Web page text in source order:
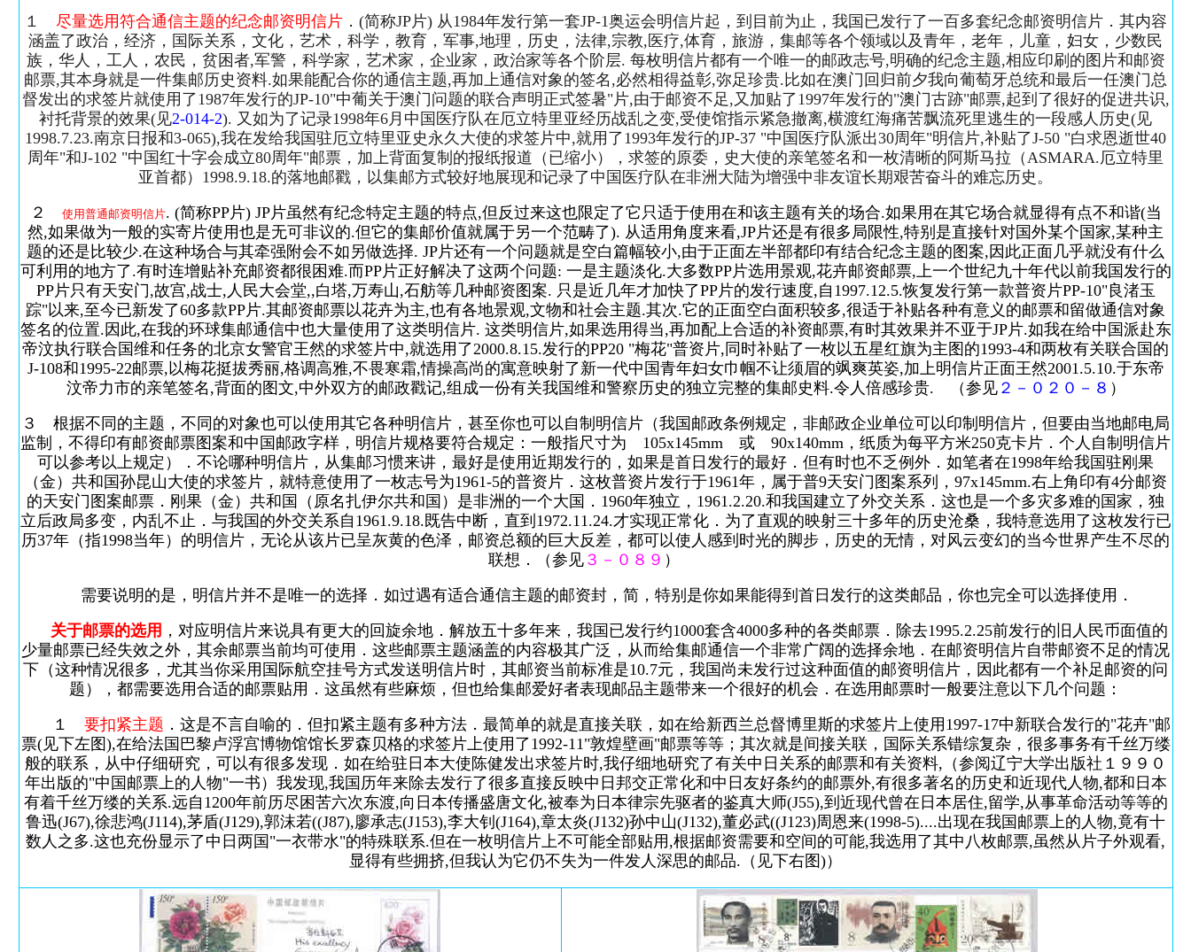
１ 尽量选用符合通信主题的纪念邮资明信片 ．(简称JP片) 从1984年发行第一套JP-1奥运会明信片起，到目前为止，我国已发行了一百多套纪念邮资明信片．其内容
涵盖了政治，经济，国际关系，文化，艺术，科学，教育，军事,地理，历史，法律,宗教,医疗,体育，旅游，集邮等各个领域以及青年，老年，儿童，妇女，少数民
族，华人，工人，农民，贫困者,军警，科学家，艺术家，企业家，政治家等各个阶层. 每枚明信片都有一个唯一的邮政志号,明确的纪念主题,相应印刷的图片和邮资
邮票,其本身就是一件集邮历史资料.如果能配合你的通信主题,再加上通信对象的签名,必然相得益彰,弥足珍贵.比如在澳门回归前夕我向葡萄牙总统和最后一任澳门总
督发出的求签片就使用了1987年发行的JP-10"中葡关于澳门问题的联合声明正式签暑"片,由于邮资不足,又加贴了1997年发行的"澳门古跡"邮票,起到了很好的促进共识,
衬托背景的效果(见2-014-2). 又如为了记录1998年6月中国医疗队在厄立特里亚经历战乱之变,受使馆指示紧急撤离,横渡红海痛苦飘流死里逃生的一段感人历史(见
1998.7.23.南京日报和3-065),我在发给我国驻厄立特里亚史永久大使的求签片中,就用了1993年发行的JP-37 "中国医疗队派出30周年"明信片,补贴了J-50 "白求恩逝世40
周年"和J-102 "中国红十字会成立80周年"邮票，加上背面复制的报纸报道（已缩小），求签的原委，史大使的亲笔签名和一枚清晰的阿斯马拉（ASMARA.厄立特里
亚首都）1998.9.18.的落地邮戳，以集邮方式较好地展现和记录了中国医疗队在非洲大陆为增强中非友谊长期艰苦奋斗的难忘历史。
２
使用普通邮资明信片. (简称PP片) JP片虽然有纪念特定主题的特点,但反过来这也限定了它只适于使用在和该主题有关的场合.如果用在其它场合就显得有点不和谐(当
然,如果做为一般的实寄片使用也是无可非议的.但它的集邮价值就属于另一个范畴了). 从适用角度来看,JP片还是有很多局限性,特别是直接针对国外某个国家,某种主
题的还是比较少.在这种场合与其牵强附会不如另做选择. JP片还有一个问题就是空白篇幅较小,由于正面左半部都印有结合纪念主题的图案,因此正面几乎就没有什么
可利用的地方了.有时连增贴补充邮资都很困难.而PP片正好解决了这两个问题: 一是主题淡化.大多数PP片选用景观,花卉邮资邮票,上一个世纪九十年代以前我国发行的
PP片只有天安门,故宫,战士,人民大会堂,,白塔,万寿山,石舫等几种邮资图案. 只是近几年才加快了PP片的发行速度,自1997.12.5.恢复发行第一款普资片PP-10"良渚玉
踪"以来,至今已新发了60多款PP片.其邮资邮票以花卉为主,也有各地景观,文物和社会主题.其次.它的正面空白面积较多,很适于补贴各种有意义的邮票和留做通信对象
签名的位置.因此,在我的环球集邮通信中也大量使用了这类明信片. 这类明信片,如果选用得当,再加配上合适的补资邮票,有时其效果并不亚于JP片.如我在给中国派赴东
帝汶执行联合国维和任务的北京女警官王然的求签片中,就选用了2000.8.15.发行的PP20 "梅花"普资片,同时补贴了一枚以五星红旗为主图的1993-4和两枚有关联合国的
J-108和1995-22邮票,以梅花挺拔秀丽,格调高雅,不畏寒霜,情操高尚的寓意映射了新一代中国青年妇女巾帼不让须眉的飒爽英姿,加上明信片正面王然2001.5.10.于东帝
汶帝力市的亲笔签名,背面的图文,中外双方的邮政戳记,组成一份有关我国维和警察历史的独立完整的集邮史料.令人倍感珍贵. （参见２－０２０－８ ）
３ 根据不同的主题，不同的对象也可以使用其它各种明信片，甚至你也可以自制明信片（我国邮政条例规定，非邮政企业单位可以印制明信片，但要由当地邮电局
监制，不得印有邮资邮票图案和中国邮政字样，明信片规格要符合规定：一般指尺寸为 105x145mm 或 90x140mm，纸质为每平方米250克卡片．个人自制明信片
可以参考以上规定）．不论哪种明信片，从集邮习惯来讲，最好是使用近期发行的，如果是首日发行的最好．但有时也不乏例外．如笔者在1998年给我国驻刚果
（金）共和国孙昆山大使的求签片，就特意使用了一枚志号为1961-5的普资片．这枚普资片发行于1961年，属于普9天安门图案系列，97x145mm.右上角印有4分邮资
的天安门图案邮票．刚果（金）共和国（原名扎伊尔共和国）是非洲的一个大国．1960年独立，1961.2.20.和我国建立了外交关系．这也是一个多灾多难的国家，独
立后政局多变，内乱不止．与我国的外交关系自1961.9.18.既告中断，直到1972.11.24.才实现正常化．为了直观的映射三十多年的历史沧桑，我特意选用了这枚发行已
历37年（指1998当年）的明信片，无论从该片已呈灰黄的色泽，邮资总额的巨大反差，都可以使人感到时光的脚步，历史的无情，对风云变幻的当今世界产生不尽的
联想．（参见 ３－０８９ ）
需要说明的是，明信片并不是唯一的选择．如过遇有适合通信主题的邮资封，简，特别是你如果能得到首日发行的这类邮品，你也完全可以选择使用．
关于邮票的选用 ，对应明信片来说具有更大的回旋余地．解放五十多年来，我国已发行约1000套含4000多种的各类邮票．除去1995.2.25前发行的旧人民币面值的
少量邮票已经失效之外，其余邮票当前均可使用．这些邮票主题涵盖的内容极其广泛，从而给集邮通信一个非常广阔的选择余地．在邮资明信片自带邮资不足的情况
下（这种情况很多，尤其当你采用国际航空挂号方式发送明信片时，其邮资当前标准是10.7元，我国尚未发行过这种面值的邮资明信片，因此都有一个补足邮资的问
题），都需要选用合适的邮票贴用．这虽然有些麻烦，但也给集邮爱好者表现邮品主题带来一个很好的机会．在选用邮票时一般要注意以下几个问题：
１ 要扣紧主题 ．这是不言自喻的．但扣紧主题有多种方法．最简单的就是直接关联，如在给新西兰总督博里斯的求签片上使用1997-17中新联合发行的"花卉"邮
票(见下左图),在给法国巴黎卢浮宫博物馆馆长罗森贝格的求签片上使用了1992-11"敦煌壁画"邮票等等；其次就是间接关联，国际关系错综复杂，很多事务有千丝万缕
般的联系，从中仔细研究，可以有很多发现．如在给驻日本大使陈健发出求签片时,我仔细地研究了有关中日关系的邮票和有关资料,（参阅辽宁大学出版社１９９０
年出版的"中国邮票上的人物"一书）我发现,我国历年来除去发行了很多直接反映中日邦交正常化和中日友好条约的邮票外,有很多著名的历史和近现代人物,都和日本
有着千丝万缕的关系.远自1200年前历尽困苦六次东渡,向日本传播盛唐文化,被奉为日本律宗先驱者的鉴真大师(J55),到近现代曾在日本居住,留学,从事革命活动等等的
鲁迅(J67),徐悲鸿(J114),茅盾(J129),郭沫若((J87),廖承志(J153),李大钊(J164),章太炎(J132)孙中山(J132),董必武((J123)周恩来(1998-5)....出现在我国邮票上的人物,竟有十
数人之多.这也充份显示了中日两国"一衣带水"的特殊联系.但在一枚明信片上不可能全部贴用,根据邮资需要和空间的可能,我选用了其中八枚邮票,虽然从片子外观看,
显得有些拥挤,但我认为它仍不失为一件发人深思的邮品.（见下右图)）